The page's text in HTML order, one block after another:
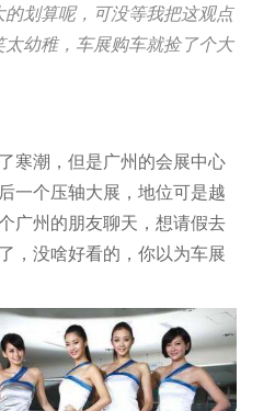
划算呢，可没等我把这观点
幼稚，车展购车就捡了个大
寒潮，但是广州的会展中心
一个压轴大展，地位可是越
广州的朋友聊天，想请假去
，没啥好看的，你以为车展